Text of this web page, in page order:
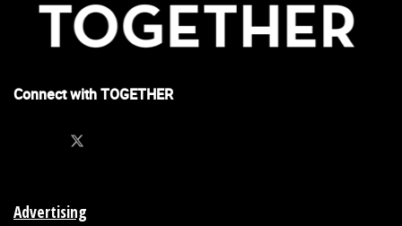
Connect with TOGETHER
Advertising